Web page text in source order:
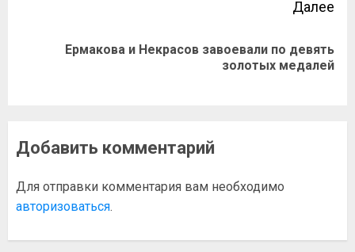
Далее
Ермакова и Некрасов завоевали по девять
золотых медалей
Добавить комментарий
Для отправки комментария вам необходимо
авторизоваться.